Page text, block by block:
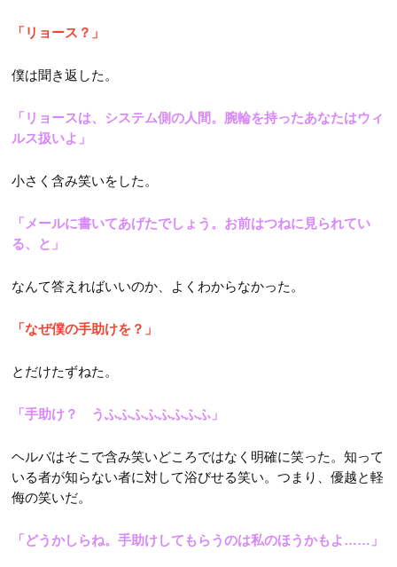
「リョース？」
僕は聞き返した。
「リョースは、システム側の人間。腕輪を持ったあなたはウィ
ルス扱いよ」
小さく含み笑いをした。
「メールに書いてあげたでしょう。お前はつねに見られてい
る、と」
なんて答えればいいのか、よくわからなかった。
「なぜ僕の手助けを？」
とだけたずねた。
「手助け？ うふふふふふふふふ」
ヘルバはそこで含み笑いどころではなく明確に笑った。知って
いる者が知らない者に対して浴びせる笑い。つまり、優越と軽
侮の笑いだ。
「どうかしらね。手助けしてもらうのは私のほうかもよ……」